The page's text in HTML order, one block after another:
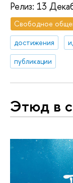
Релиз: 13
Свободное
достижения
публикации
Этюд в